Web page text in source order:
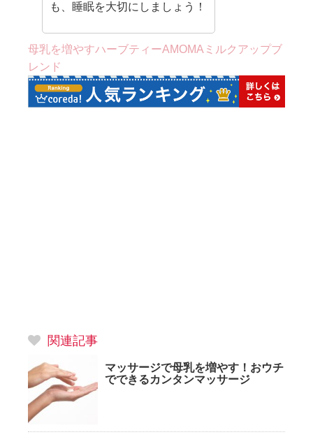
も、睡眠を大切にしましょう！
母乳を増やすハーブティーAMOMAミルクアップブ
レンド
関連記事
マッサージで母乳を増やす！おウチ
でできるカンタンマッサージ